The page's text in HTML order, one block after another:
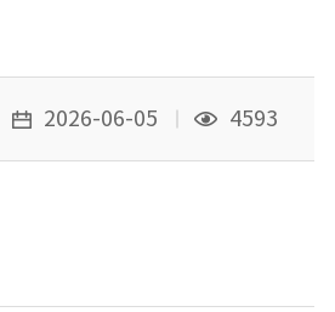
2026-06-05 4593